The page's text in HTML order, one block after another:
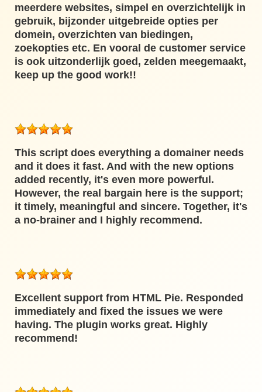
meerdere websites, simpel en overzichtelijk in
gebruik, bijzonder uitgebreide opties per
domein, overzichten van biedingen,
zoekopties etc. En vooral de customer service
is ook uitzonderlijk goed, zelden meegemaakt,
keep up the good work!!
This script does everything a domainer needs
and it does it fast. And with the new options
added recently, it's even more powerful.
However, the real bargain here is the support;
it timely, meaningful and sincere. Together, it's
a no-brainer and I highly recommend.
Excellent support from HTML Pie. Responded
immediately and fixed the issues we were
having. The plugin works great. Highly
recommend!